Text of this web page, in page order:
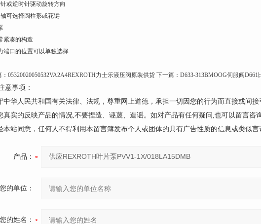
或逆时针驱动旋转方向
可选择圆柱形或花键
紧凑的构造
端口的位置可以单独选择
05320020050532VA2A4REXROTH力士乐液压阀原装供货 下一篇： D633-313BMOOG伺服阀D661
意事项：
中华人民共和国有关法律、法规，尊重网上道德，承担一切因您的行为而直接或间接
真实的反映产品的情况,不要捏造、诬蔑、造谣。如对产品有任何疑问,也可以留言咨询
本站同意，任何人不得利用本留言簿发布个人或团体的具有广告性质的信息或类似言
产品：
的单位：
的姓名：